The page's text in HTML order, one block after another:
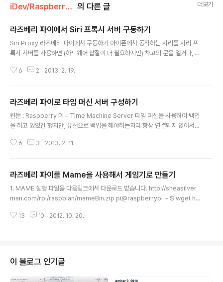
iDev/Raspberry Pi 의 다른 글 더보기
라즈베리 파이에서 Siri 프록시 서버 구동하기
Siri Proxy 라즈베리 파이에서 구동하기 아이폰에서 동작하는 시리를 시리 프
록시 서버를 사용하면 (하드웨어 삽질이 더 필요하지만) 차고의 문을 열거나, 집
다. 리눅스가 익숙하지 않으면 아주 어려울 수도 있다. :-) 아래 명령어는 라즈베
시작된다. 설치 시간은 약 1시간 정도가 소요된다. 1. 필요한 모듈들 설치하기su
do apt-get install dnsmasq ruby build-essential openssl libreadli
ne6 libreadline6-d..
6 2 2013. 2. 19.
라즈베리 파이로 타임 머신 서버 구성하기
원문 : Raspberry Pi – Time Machine Server 타임 머신을 사용하여 백업
을 하고 있었긴 했지만, 유선으로 백업을 해야하는지라 항상 연결되지 않아서
~59만원)에 좌절하고, 에어포트 익스프레스는 HDD를 지원하지 않아서 에어
하면 타임 머신 서버로 사용 가능하다는 것이 생각이 났다. 그래서 삽을 들었다.
역시나 삽질은 한번에 되지 않는 법. 이리저리 찾아 다니다가 괜찮은 블로그 포
스팅을 발견하여 번역을 하기로 했다. (원문의 저자도 나와 똑같은 글 ..
6 3 2013. 2. 11.
라즈베리 파이를 Mame을 사용해서 게임기로 만들기
1. MAME 실행 파일을 다음링크에서 다운로드 받습니다. http://sheasilver
man.com/rpi/raspbian/mameBin.zip pi@raspberrypi ~ $ wget htt
파일을 압축을 풉니다. pi@raspberrypi ~ $ unzip mameBin.zip 3. sud
berrypi ~ $ ./..
13 10 2012. 10. 20.
이 블로그 인기글